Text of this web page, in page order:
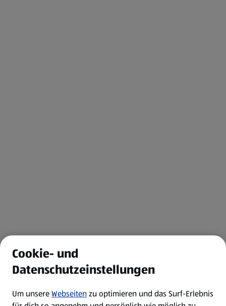
Cookie- und
Datenschutzeinstellungen
Um unsereWebseitenzu optimieren und das Surf-Erlebnis